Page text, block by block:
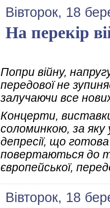
Вівторок, 18
На перекір
Попри війну,
передової не
залучаючи все
Концерти,
соломинкою, за яку
депресії, що
повертаються до
європейської,
Вівторок, 18